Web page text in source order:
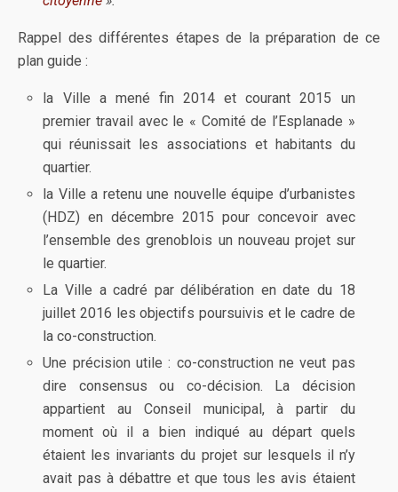
Rappel des différentes étapes de la préparation de ce
plan guide :
la Ville a mené fin 2014 et courant 2015 un
premier travail avec le « Comité de l’Esplanade »
qui réunissait les associations et habitants du
quartier.
la Ville a retenu une nouvelle équipe d’urbanistes
(HDZ) en décembre 2015 pour concevoir avec
l’ensemble des grenoblois un nouveau projet sur
le quartier.
La Ville a cadré par délibération en date du 18
juillet 2016 les objectifs poursuivis et le cadre de
la co-construction.
Une précision utile : co-construction ne veut pas
dire consensus ou co-décision. La décision
appartient au Conseil municipal, à partir du
moment où il a bien indiqué au départ quels
étaient les invariants du projet sur lesquels il n’y
avait pas à débattre et que tous les avis étaient